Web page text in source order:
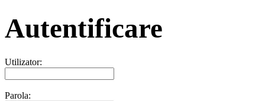
Autentificare
Utilizator:
Parola: